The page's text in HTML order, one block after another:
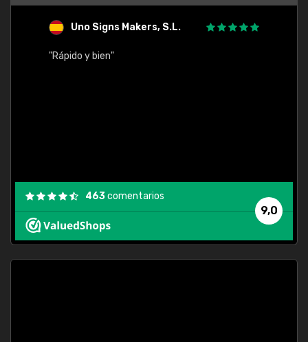
Uno Signs Makers, S.L.
"Rápido y bien"
9,0
463comentarios